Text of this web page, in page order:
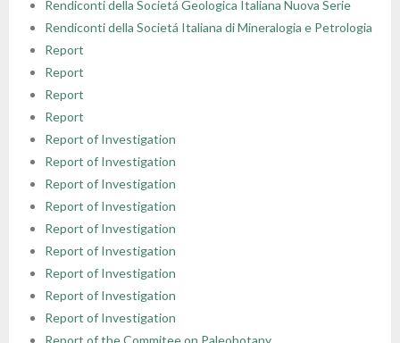
- Annales Societatis Geologorum Poloniae
- Posiedzenia Naukowe PTGeol
Rendiconti della Societá Geologica Italiana Nuova Serie
Rendiconti della Societá Italiana di Mineralogia e Petrologia
Report
Report
Report
Report
Report of Investigation
Report of Investigation
Report of Investigation
Report of Investigation
Report of Investigation
Report of Investigation
Report of Investigation
Report of Investigation
Report of Investigation
Report of the Commitee on Paleobotany